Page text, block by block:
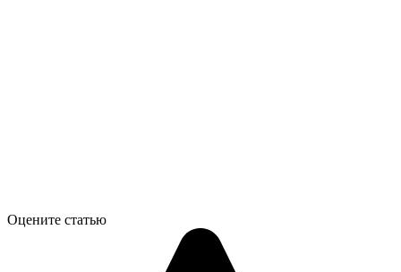
Оцените статью